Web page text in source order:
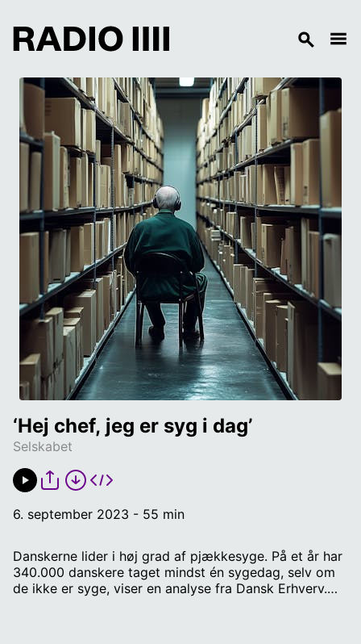
Selskabet
‘Hej chef, jeg er syg i dag’
6. september 2023 - 55 min
Danskerne lider i høj grad af pjækkesyge. På et år har
340.000 danskere taget mindst én sygedag, selv om
de ikke er syge, viser en analyse fra Dansk Erhverv.